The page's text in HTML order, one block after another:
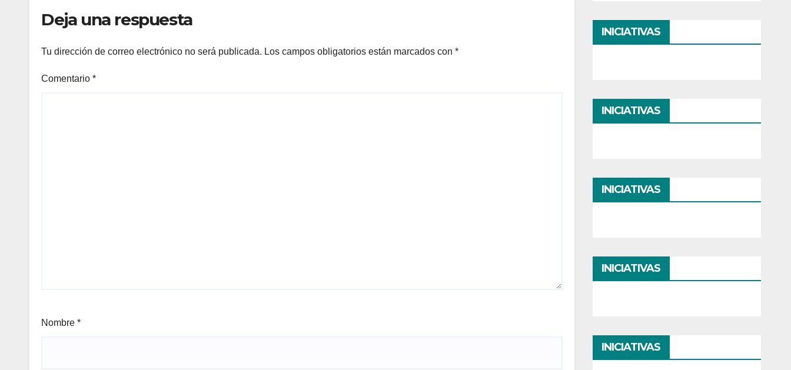
creación de
Deja una respuesta
Tu dirección de correo electrónico no será publicada. Los campos obligatorios están marcados con *
Comentario *
Nombre *
INICIATIVAS
INICIATIVAS
INICIATIVAS
INICIATIVAS
INICIATIVAS